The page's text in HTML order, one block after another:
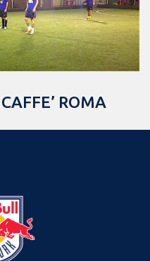
ROMA